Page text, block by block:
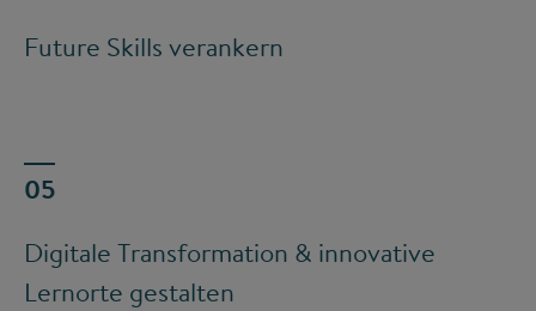
Future Skills verankern
Digitale Transformation & innovative
Lernorte gestalten